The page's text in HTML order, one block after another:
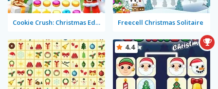
Cookie Crush: Christmas Edition Freecell Christmas Solitaire
4.4